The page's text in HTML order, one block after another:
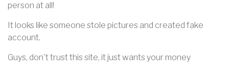
person at all!
It looks like someone stole pictures and created fake
account.
Guys, don't trust this site, it just wants your money